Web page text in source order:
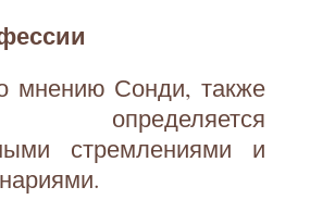
мнению Сонди, также
стремлениями и